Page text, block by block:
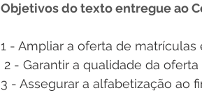
Objetivos do texto entregue ao
1 - Ampliar a oferta de
2 - Garantir a qualidade da
3 - Assegurar a alfabetização ao